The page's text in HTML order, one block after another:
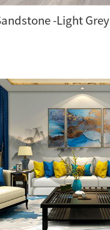
-Light Grey